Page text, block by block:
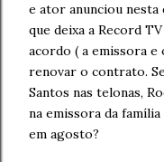
e ator anunciou nesta
que deixa a Record
acordo ( a emissora
renovar o contrato.
Santos nas telonas,
na emissora da
em agosto?